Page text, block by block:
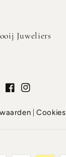
Juweliers
FacebookInstagram
Cookies